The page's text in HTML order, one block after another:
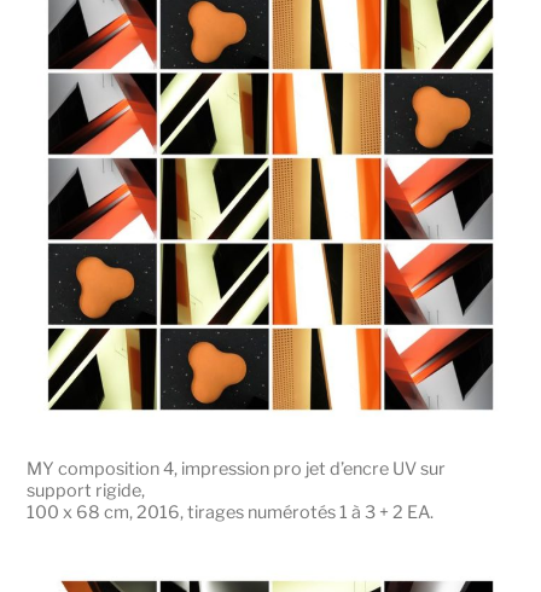
MY composition 4, impression pro jet d’encre UV sur
support rigide,
100 x 68 cm, 2016, tirages numérotés 1 à 3 + 2 EA.